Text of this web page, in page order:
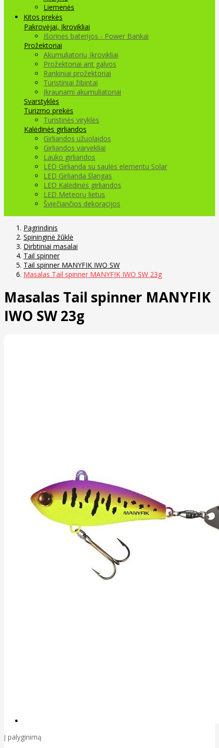
Liemenės
Kitos prekės
Pakrovėjai, Įkrovikliai
Išorinės baterijos - Power Bankai
Prožektoriai
Akumuliatorių įkrovikliai
Prožektoriai ant galvos
Rankiniai prožektoriai
Turistiniai žibintai
Įkraunami akumuliatoriai
Svarstyklės
Turizmo prekės
Turistinės viryklės
Kalėdinės girliandos
Girliandos užuolaidos
Girliandos varvekliai
Lauko girliandos
LED Girlianda su saulės elementu Solar
LED Girlianda šlangas
LED Kalėdinės girliandos
LED Meteorų lietus
Šviečiančios dekoracijos
Pagrindinis
Spininginė žūklė
Dirbtiniai masalai
Tail spinner
Tail spinner MANYFIK IWO SW
Masalas Tail spinner MANYFIK IWO SW 23g
Masalas Tail spinner MANYFIK
IWO SW 23g
Į palyginimą